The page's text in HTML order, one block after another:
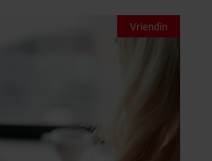
Vriendin